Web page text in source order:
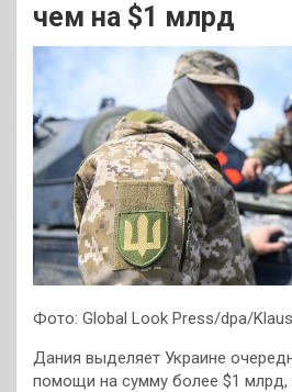
чем на $1 млрд
Фото: Global Look Press/dpa/
Дания выделяет Украине
помощи на сумму более $1